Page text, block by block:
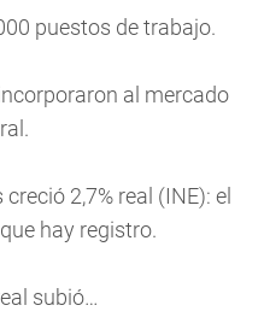
puestos de trabajo.
al mercado
2,7% real (INE): el
hay registro.
subió…